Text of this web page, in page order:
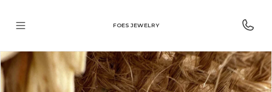
FOES JEWELRY